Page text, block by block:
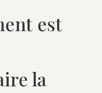
est
la